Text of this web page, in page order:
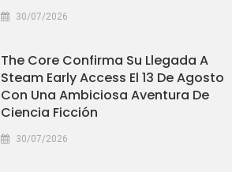
30/07/2026
The Core Confirma Su Llegada A
Steam Early Access El 13 De Agosto
Con Una Ambiciosa Aventura De
Ciencia Ficción
30/07/2026